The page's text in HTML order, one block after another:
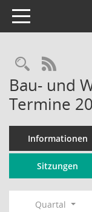
Toggle navigation
RSS-
Bau- und
Termine
Informationen
Sitzungen
Quartal